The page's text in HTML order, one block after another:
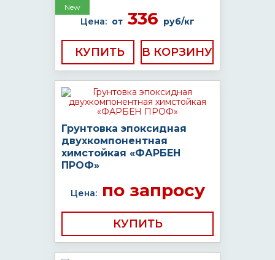
New
Цена: от 336 руб/кг
КУПИТЬ
Грунтовка эпоксидная
двухкомпонентная
химстойкая «ФАРБЕН
ПРОФ»
Цена:по запросу
КУПИТЬ